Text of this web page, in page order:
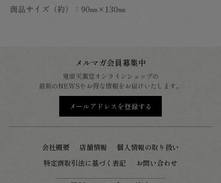
商品サイズ（約）：90㎜×130㎜
メルマガ会員募集中
鬼頭天薫堂オンラインショップの
最新のNEWSやお得な情報をお届けいたします。
メールアドレスを登録する
会社概要 店舗情報
個人情報の取り扱い
特定商取引法に基づく表記
お問い合わせ